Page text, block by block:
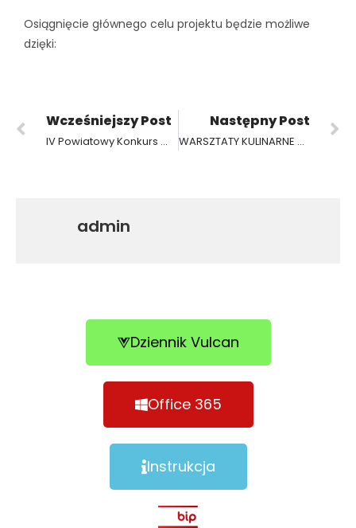
Osiągnięcie głównego celu projektu będzie możliwe
dzięki:
Wcześniejszy Post
IV Powiatowy Konkurs Wiedzy Normalizacyjnej
Następny Post
WARSZTATY KULINARNE DLA DZIECI w ZSP3
admin
Dziennik Vulcan
Office 365
Instrukcja